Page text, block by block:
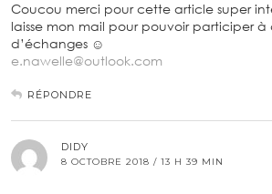
Coucou merci pour cette article super
laisse mon mail pour pouvoir participer à
d’échanges ☺️
e.nawelle@outlook.com
RÉPONDRE
DIDY
8 OCTOBRE 2018 / 13 H 39 MIN